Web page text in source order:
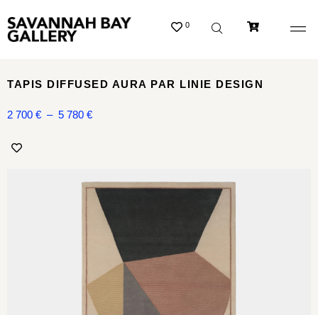
0
TAPIS DIFFUSED AURA PAR LINIE DESIGN
2 700 € – 5 780 €